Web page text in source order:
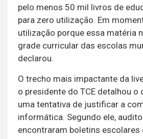
pelo menos 50 mil livros de
para zero utilização. Em
utilização porque essa matéria
grade curricular das escolas
declarou.
O trecho mais impactante da
o presidente do TCE detalhou o
uma tentativa de justificar a
informática. Segundo ele,
encontraram boletins escolares